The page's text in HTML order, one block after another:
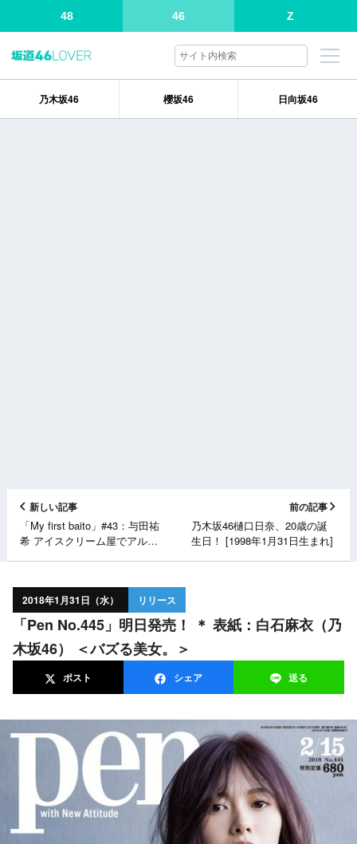
48 46 Z
乃木坂46 櫻坂46 日向坂46
新しい記事
「My first baito」#43：与田祐
希 アイスクリーム屋でアルバ
前の記事
乃木坂46樋口日奈、20歳の誕
生日！ [1998年1月31日生まれ]
2018年1月31日（水） リリース
「Pen No.445」明日発売！ ＊ 表紙：白石麻衣（乃
木坂46） ＜バズる美女。＞
ポスト シェア 送る